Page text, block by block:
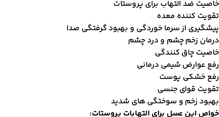
ضد التهاب برای پروستات
کننده معده
از سرما خوردگی و بهبود گرفتگی صدا
زخم چشم و درد چشم
چاق کنندگی
عوارض شیمی درمانی
خشکی پوست
قوای جنسی
زخم و سوختگی های شدید
این عسل برای التهابات پروستات: